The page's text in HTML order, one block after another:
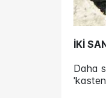
İKİ
Daha
'kasten